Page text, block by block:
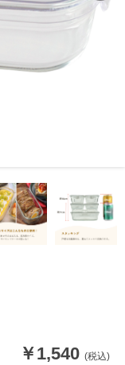
￥1,540 (税込)